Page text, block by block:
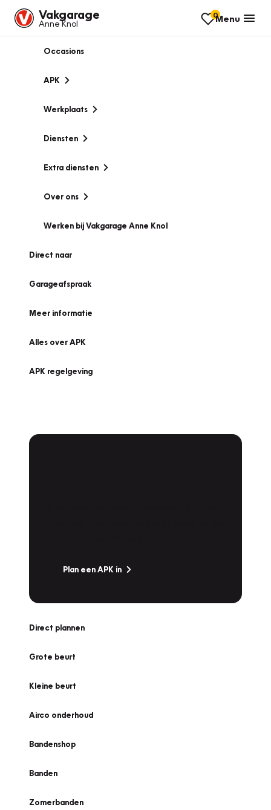
Vakgarage
Anne Knol
0Menu
Occasions
APK
Werkplaats
Diensten
Extra diensten
Over ons
Werken bij Vakgarage Anne Knol
Direct naar
Garageafspraak
Meer informatie
Alles over APK
APK regelgeving
Plan een APK in
Direct plannen
Grote beurt
Kleine beurt
Airco onderhoud
Bandenshop
Banden
Zomerbanden